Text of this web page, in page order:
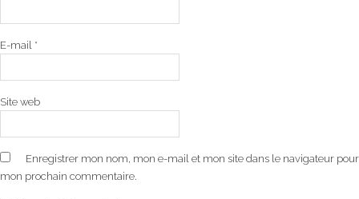
E-mail *
Site web
Enregistrer mon nom, mon e-mail et mon site dans le navigateur pour
mon prochain commentaire.